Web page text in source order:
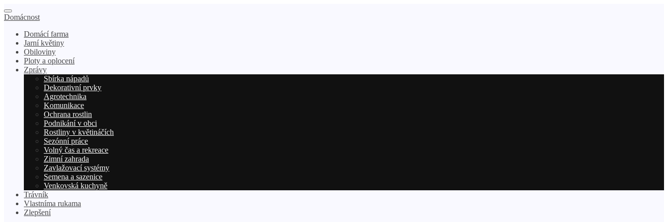
Domácnost
Domácí farma
Jarní květiny
Obiloviny
Ploty a oplocení
Zprávy
Sbírka nápadů
Dekorativní prvky
Agrotechnika
Komunikace
Ochrana rostlin
Podnikání v obci
Rostliny v květináčích
Sezónní práce
Volný čas a rekreace
Zimní zahrada
Zavlažovací systémy
Semena a sazenice
Venkovská kuchyně
Trávník
Vlastníma rukama
Zlepšení